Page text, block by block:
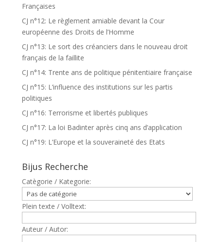
Françaises
CJ n°12: Le règlement amiable devant la Cour
européenne des Droits de l’Homme
CJ n°13: Le sort des créanciers dans le nouveau droit
français de la faillite
CJ n°14: Trente ans de politique pénitentiaire française
CJ n°15: L’influence des institutions sur les partis
politiques
CJ n°16: Terrorisme et libertés publiques
CJ n°17: La loi Badinter après cinq ans d’application
CJ n°19: L’Europe et la souveraineté des Etats
Bijus Recherche
Catègorie / Kategorie:
Plein texte / Volltext:
Auteur / Autor: